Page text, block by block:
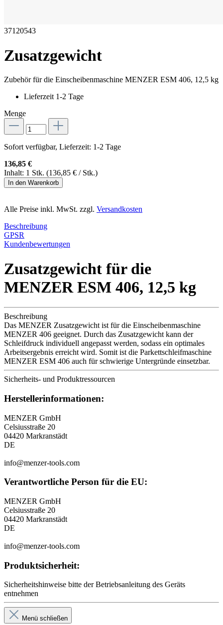
37120543
Zusatzgewicht
Zubehör für die Einscheibenmaschine MENZER ESM 406, 12,5 kg
Lieferzeit 1-2 Tage
Menge
Sofort verfügbar, Lieferzeit: 1-2 Tage
136,85 €
Inhalt: 1 Stk. (136,85 € / Stk.)
In den Warenkorb
Alle Preise inkl. MwSt. zzgl. Versandkosten
Beschreibung
GPSR
Kundenbewertungen
Zusatzgewicht für die
MENZER ESM 406, 12,5 kg
Beschreibung
Das MENZER Zusatzgewicht ist für die Einscheibenmaschine
MENZER 406 geeignet. Durch das Zusatzgewicht kann der
Schleifdruck individuell angepasst werden, sodass ein optimales
Arbeitsergebnis erreicht wird. Somit ist die Parkettschleifmaschine
MENZER ESM 406 auch für schwierige Untergründe einsetzbar.
Sicherheits- und Produktressourcen
Herstellerinformationen:
MENZER GmbH
Celsiusstraße 20
04420 Markranstädt
DE
info@menzer-tools.com
Verantwortliche Person für die EU:
MENZER GmbH
Celsiusstraße 20
04420 Markranstädt
DE
info@menzer-tools.com
Produktsicherheit:
Sicherheitshinweise bitte der Betriebsanleitung des Geräts
entnehmen
Menü schließen